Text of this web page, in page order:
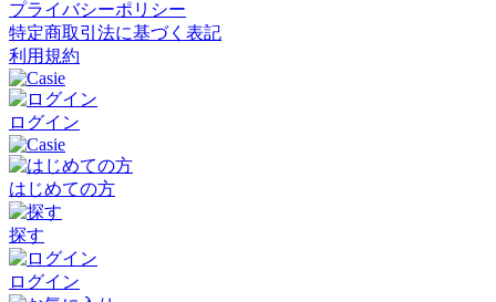
プライバシーポリシー
特定商取引法に基づく表記
利用規約
ログイン
はじめての方
探す
ログイン